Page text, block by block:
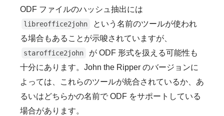
ODF ファイルのハッシュ抽出には
libreoffice2john
という名前のツールが使われ
る場合もあることが示唆されていますが、
staroffice2john
が ODF 形式を扱える可能性も
十分にあります。John the Ripper のバージョンに
よっては、これらのツールが統合されているか、あ
るいはどちらかの名前で ODF をサポートしている
場合があります。